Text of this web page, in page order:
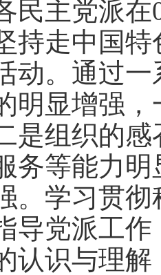
民主党派在
持走中国
动。通过
明显增强
是组织的
务等能力
。学习贯
导党派工
认识与理